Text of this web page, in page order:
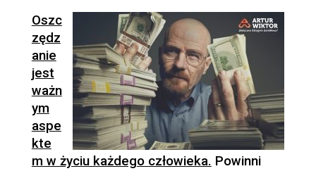
Oszc
zędz
anie
jest
ważn
ym
aspe
kte
m w życiu każdego człowieka. Powinni